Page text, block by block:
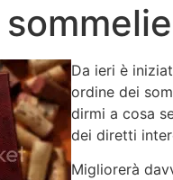
Da ieri è
ordine dei
dirmi a cosa
dei diretti
Migliorerà